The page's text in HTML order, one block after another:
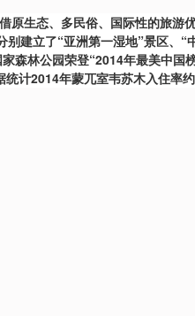
生态、多民俗、国际性的旅游
别建立了“亚洲第一湿地”景区
森林公园荣登“2014年最美中
计2014年蒙兀室韦苏木入住